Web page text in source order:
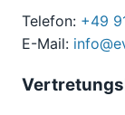
Telefon: +49
E-Mail: